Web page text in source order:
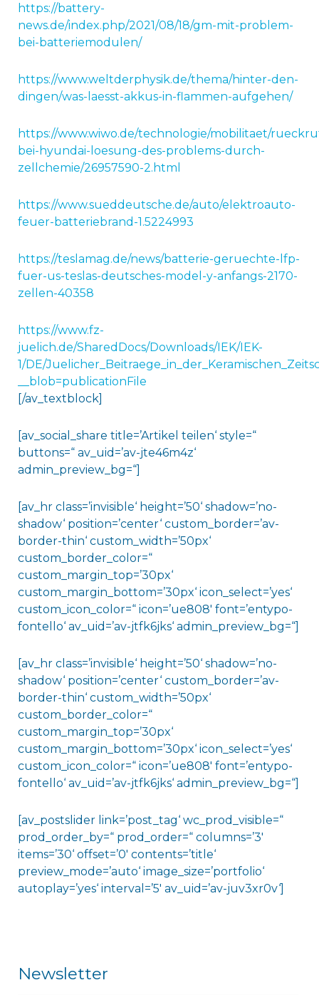
https://battery-
news.de/index.php/2021/08/18/gm-mit-problem-
bei-batteriemodulen/
https://www.weltderphysik.de/thema/hinter-den-
dingen/was-laesst-akkus-in-flammen-aufgehen/
https://www.wiwo.de/technologie/mobilitaet/
bei-hyundai-loesung-des-problems-durch-
zellchemie/26957590-2.html
https://www.sueddeutsche.de/auto/elektroauto-
feuer-batteriebrand-1.5224993
https://teslamag.de/news/batterie-geruechte-lfp-
fuer-us-teslas-deutsches-model-y-anfangs-2170-
zellen-40358
https://www.fz-
juelich.de/SharedDocs/Downloads/IEK/IEK-
1/DE/
__blob=publicationFile
[/av_textblock]
[av_social_share title=’Artikel teilen‘ style=“
buttons=“ av_uid=’av-jte46m4z‘
admin_preview_bg=“]
[av_hr class=’invisible‘ height=’50‘ shadow=’no-
shadow‘ position=’center‘ custom_border=’av-
border-thin‘ custom_width=’50px‘
custom_border_color=“
custom_margin_top=’30px‘
custom_margin_bottom=’30px‘ icon_select=’yes‘
custom_icon_color=“ icon=’ue808′ font=’entypo-
fontello‘ av_uid=’av-jtfk6jks‘ admin_preview_bg=“]
[av_hr class=’invisible‘ height=’50‘ shadow=’no-
shadow‘ position=’center‘ custom_border=’av-
border-thin‘ custom_width=’50px‘
custom_border_color=“
custom_margin_top=’30px‘
custom_margin_bottom=’30px‘ icon_select=’yes‘
custom_icon_color=“ icon=’ue808′ font=’entypo-
fontello‘ av_uid=’av-jtfk6jks‘ admin_preview_bg=“]
[av_postslider link=’post_tag‘ wc_prod_visible=“
prod_order_by=“ prod_order=“ columns=’3′
items=’30‘ offset=’0′ contents=’title‘
preview_mode=’auto‘ image_size=’portfolio‘
autoplay=’yes‘ interval=’5′ av_uid=’av-juv3xr0v‘]
Newsletter